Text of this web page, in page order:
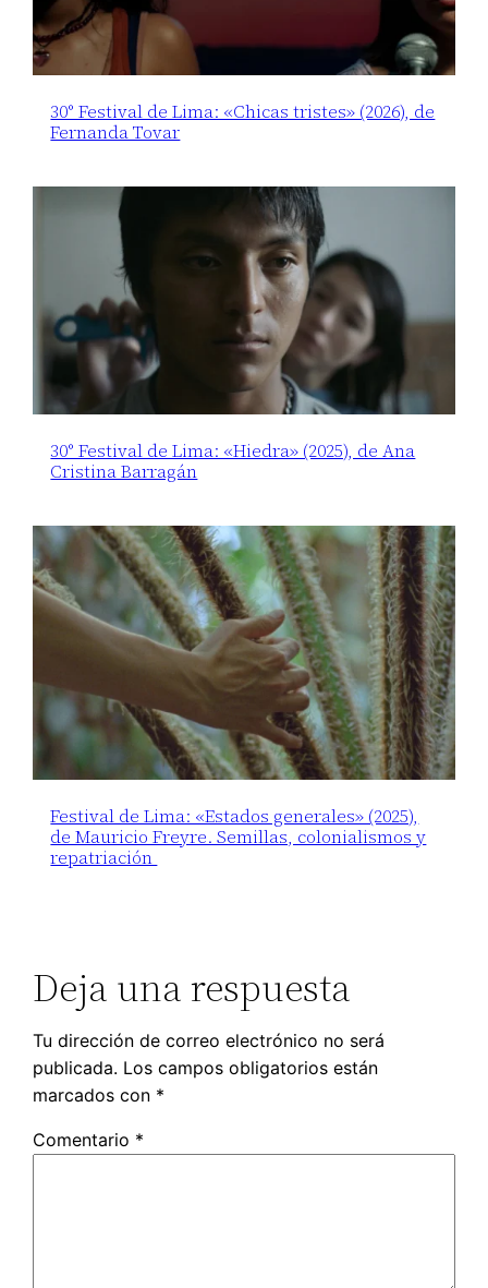
30° Festival de Lima: «Chicas tristes» (2026), de
Fernanda Tovar
30° Festival de Lima: «Hiedra» (2025), de Ana
Cristina Barragán
Festival de Lima: «Estados generales» (2025),
de Mauricio Freyre. Semillas, colonialismos y
repatriación
Deja una respuesta
Tu dirección de correo electrónico no será
publicada. Los campos obligatorios están
marcados con *
Comentario *